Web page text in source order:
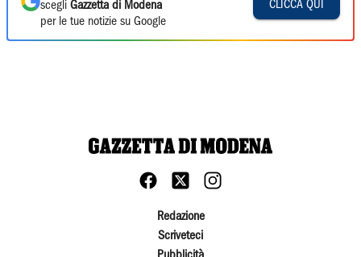
scegli Gazzetta di Modena
per le tue notizie su Google
CLICCA QUI
Redazione
Scriveteci